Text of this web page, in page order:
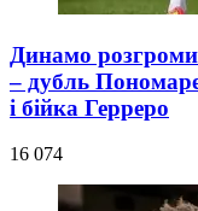
Динамо
– дубль
і бійка Герреро
16 074